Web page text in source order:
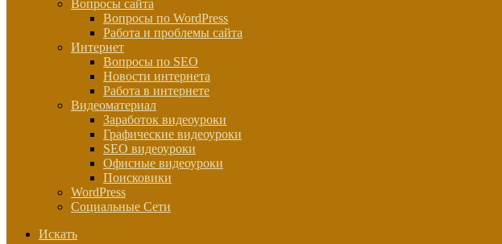
Вопросы сайта
Вопросы по WordPress
Работа и проблемы сайта
Интернет
Вопросы по SEO
Новости интернета
Работа в интернете
Видеоматериал
Заработок видеоуроки
Графические видеоуроки
SEO видеоуроки
Офисные видеоуроки
Поисковики
WordPress
Социальные Сети
Искать